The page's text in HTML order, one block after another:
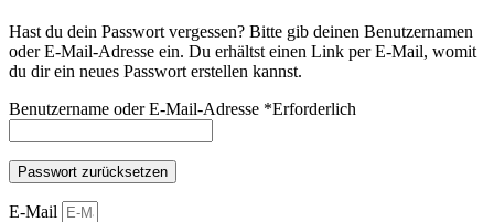
Hast du dein Passwort vergessen? Bitte gib deinen Benutzernamen
oder E-Mail-Adresse ein. Du erhältst einen Link per E-Mail, womit
du dir ein neues Passwort erstellen kannst.
Benutzername oder E-Mail-Adresse *Erforderlich
Passwort zurücksetzen
E-Mail